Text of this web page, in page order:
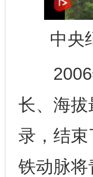
中央
2006年
长、海拔
录，结
铁动脉